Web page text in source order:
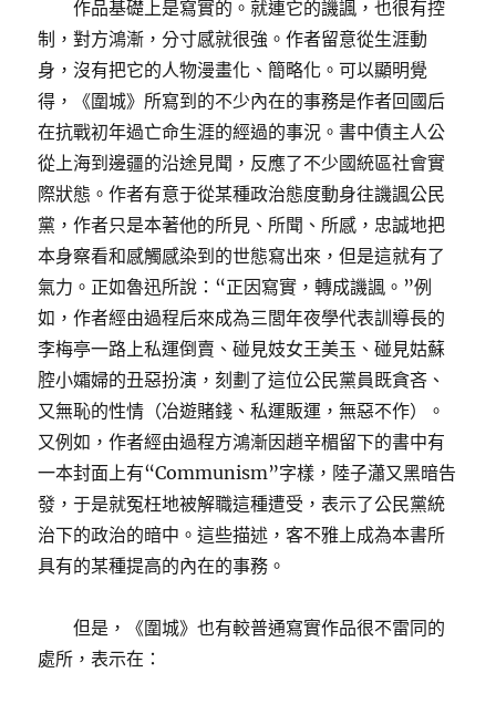
作品基礎上是寫實的。就連它的譏諷，也很有控
制，對方鴻漸，分寸感就很強。作者留意從生涯動
身，沒有把它的人物漫畫化、簡略化。可以顯明覺
得，《圍城》所寫到的不少內在的事務是作者回國后
在抗戰初年過亡命生涯的經過的事況。書中債主人公
從上海到邊疆的沿途見聞，反應了不少國統區社會實
際狀態。作者有意于從某種政治態度動身往譏諷公民
黨，作者只是本著他的所見、所聞、所感，忠誠地把
本身察看和感觸感染到的世態寫出來，但是這就有了
氣力。正如魯迅所說：“正因寫實，轉成譏諷。”例
如，作者經由過程后來成為三閭年夜學代表訓導長的
李梅亭一路上私運倒賣、碰見妓女王美玉、碰見姑蘇
腔小孀婦的丑惡扮演，刻劃了這位公民黨員既貪吝、
又無恥的性情（冶遊賭錢、私運販運，無惡不作）。
又例如，作者經由過程方鴻漸因趙辛楣留下的書中有
一本封面上有“Communism”字樣，陸子瀟又黑暗告
發，于是就冤枉地被解職這種遭受，表示了公民黨統
治下的政治的暗中。這些描述，客不雅上成為本書所
具有的某種提高的內在的事務。
但是，《圍城》也有較普通寫實作品很不雷同的
處所，表示在：